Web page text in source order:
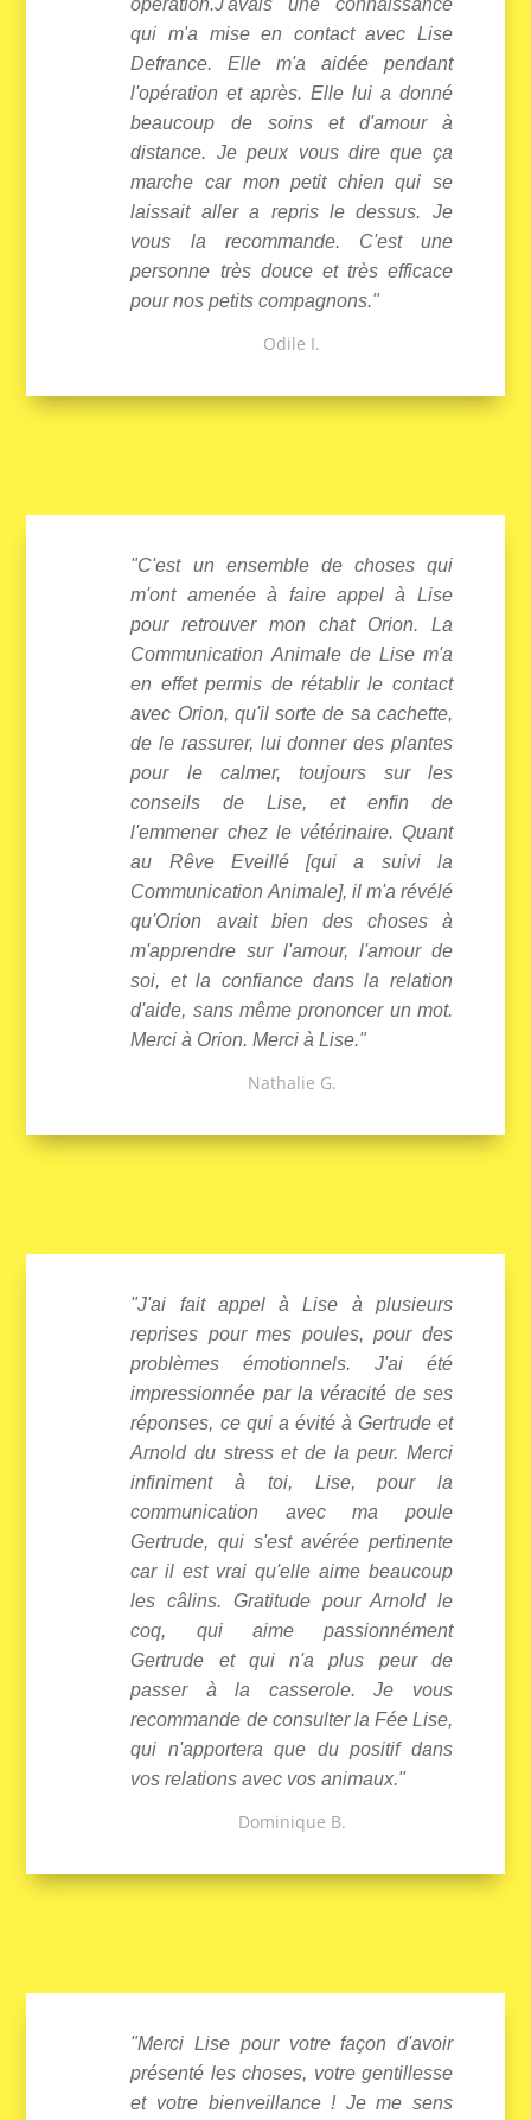
opération.J'avais une connaissance
qui m'a mise en contact avec Lise
Defrance. Elle m'a aidée pendant
l'opération et après. Elle lui a donné
beaucoup de soins et d'amour à
distance. Je peux vous dire que ça
marche car mon petit chien qui se
laissait aller a repris le dessus. Je
vous la recommande. C'est une
personne très douce et très efficace
pour nos petits compagnons."
Odile I.
"C'est un ensemble de choses qui
m'ont amenée à faire appel à Lise
pour retrouver mon chat Orion. La
Communication Animale de Lise m'a
en effet permis de rétablir le contact
avec Orion, qu'il sorte de sa cachette,
de le rassurer, lui donner des plantes
pour le calmer, toujours sur les
conseils de Lise, et enfin de
l'emmener chez le vétérinaire. Quant
au Rêve Eveillé [qui a suivi la
Communication Animale], il m'a révélé
qu'Orion avait bien des choses à
m'apprendre sur l'amour, l'amour de
soi, et la confiance dans la relation
d'aide, sans même prononcer un mot.
Merci à Orion. Merci à Lise."
Nathalie G.
"J'ai fait appel à Lise à plusieurs
reprises pour mes poules, pour des
problèmes émotionnels. J'ai été
impressionnée par la véracité de ses
réponses, ce qui a évité à Gertrude et
Arnold du stress et de la peur. Merci
infiniment à toi, Lise, pour la
communication avec ma poule
Gertrude, qui s'est avérée pertinente
car il est vrai qu'elle aime beaucoup
les câlins. Gratitude pour Arnold le
coq, qui aime passionnément
Gertrude et qui n'a plus peur de
passer à la casserole. Je vous
recommande de consulter la Fée Lise,
qui n'apportera que du positif dans
vos relations avec vos animaux."
Dominique B.
"Merci Lise pour votre façon d'avoir
présenté les choses, votre gentillesse
et votre bienveillance ! Je me sens